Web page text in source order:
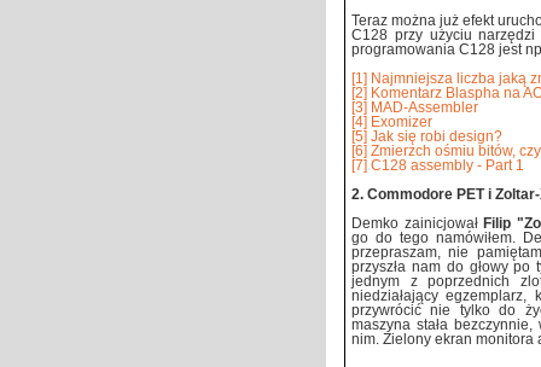
Teraz można już efekt
C128 przy użyciu narzędzi
programowania C128 jest
[1] Najmniejsza liczba jaką
[2] Komentarz Blaspha na
[3] MAD-Assembler
[4] Exomizer
[5] Jak się robi design?
[6] Zmierzch ośmiu bitów,
[7] C128 assembly - Part 1
2. Commodore PET i
Demko zainicjował Filip
go do tego namówiłem.
przepraszam, nie
przyszła nam do głowy
jednym z poprzednich
niedziałający egzemplarz,
przywrócić nie tylko do
maszyna stała
nim. Zielony ekran monitora